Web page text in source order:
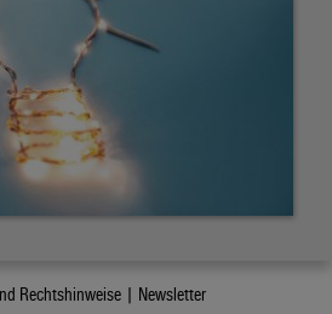
Rechtshinweise | Newsletter